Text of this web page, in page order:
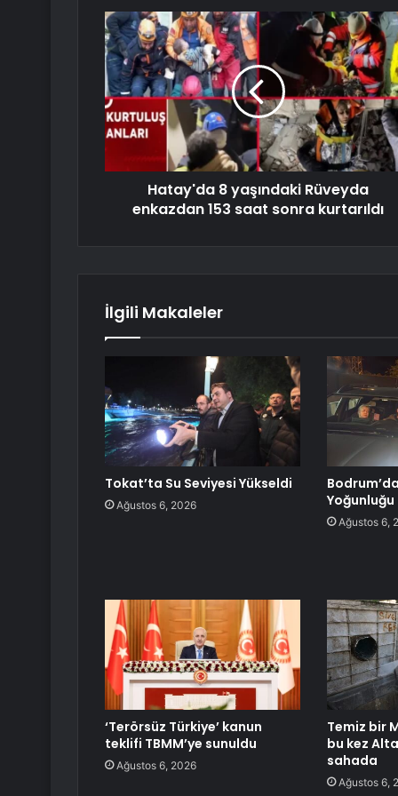
Hatay'da 8 yaşındaki Rüveyda
enkazdan 153 saat sonra kurtarıldı
İlgili Makaleler
Tokat’ta Su Seviyesi Yükseldi
Ağustos 6, 2026
Yoğunluğu
Ağustos 6,
‘Terörsüz Türkiye’ kanun
teklifi TBMM’ye sunuldu
Ağustos 6, 2026
Temiz bir
bu kez
sahada
Ağustos 6,